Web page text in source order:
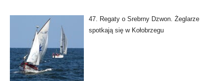
47. Regaty o Srebrny Dzwon. Żeglarze
spotkają się w Kołobrzegu